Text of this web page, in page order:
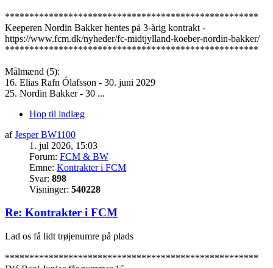
****************************************************
Keeperen Nordin Bakker hentes på 3-årig kontrakt -
https://www.fcm.dk/nyheder/fc-midtjylland-koeber-nordin-bakker/
****************************************************
Målmænd (5):
16. Elias Rafn Ólafsson - 30. juni 2029
25. Nordin Bakker - 30 ...
Hop til indlæg
afJesper BW1100
1. jul 2026, 15:03
Forum: FCM & BW
Emne: Kontrakter i FCM
Svar: 898
Visninger: 540228
Re: Kontrakter i FCM
Lad os få lidt trøjenumre på plads
****************************************************